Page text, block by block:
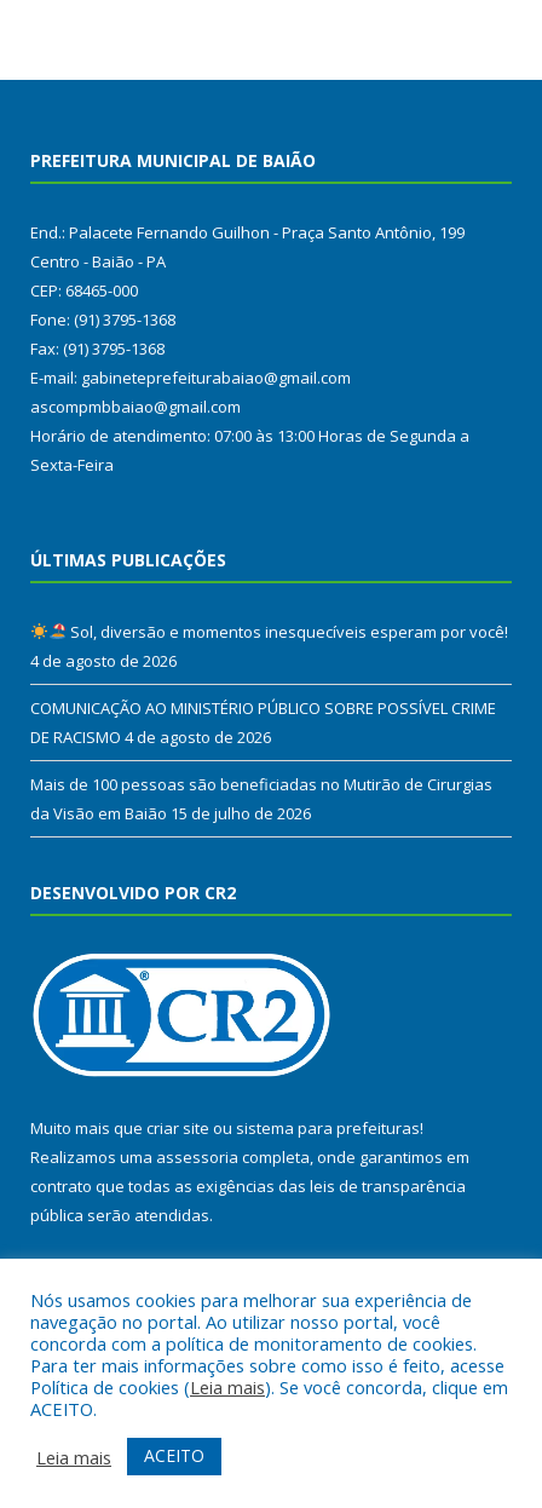
PREFEITURA MUNICIPAL DE BAIÃO
End.: Palacete Fernando Guilhon - Praça Santo Antônio, 199
Centro - Baião - PA
CEP: 68465-000
Fone: (91) 3795-1368
Fax: (91) 3795-1368
E-mail: gabineteprefeiturabaiao@gmail.com
ascompmbbaiao@gmail.com
Horário de atendimento: 07:00 às 13:00 Horas de Segunda a
Sexta-Feira
ÚLTIMAS PUBLICAÇÕES
Sol, diversão e momentos inesquecíveis esperam por você!
4 de agosto de 2026
COMUNICAÇÃO AO MINISTÉRIO PÚBLICO SOBRE POSSÍVEL CRIME
DE RACISMO 4 de agosto de 2026
Mais de 100 pessoas são beneficiadas no Mutirão de Cirurgias
da Visão em Baião 15 de julho de 2026
DESENVOLVIDO POR CR2
Muito mais que criar site ou sistema para prefeituras!
Realizamos uma assessoria completa, onde garantimos em
contrato que todas as exigências das leis de transparência
pública serão atendidas.
Todos os direitos reservados a Prefeitura Municipal de Baião.
Mapa do Site
Acessar Área Administrativa
Acessar Webmail
Nós usamos cookies para melhorar sua experiência de
navegação no portal. Ao utilizar nosso portal, você
concorda com a política de monitoramento de cookies.
Para ter mais informações sobre como isso é feito, acesse
Política de cookies (Leia mais). Se você concorda, clique em
ACEITO.
Leia mais
ACEITO